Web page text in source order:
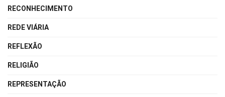
RECONHECIMENTO
REDE VIÁRIA
REFLEXÃO
RELIGIÃO
REPRESENTAÇÃO